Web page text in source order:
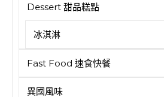
Dessert 甜品糕點
冰淇淋
Fast Food 速食快餐
異國風味